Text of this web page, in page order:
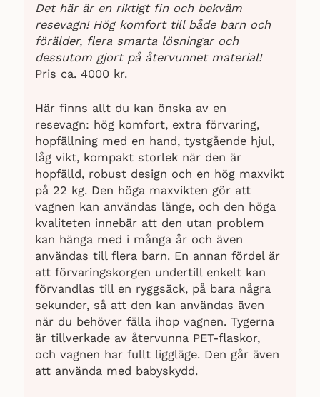
Det här är en riktigt fin och bekväm
resevagn! Hög komfort till både barn och
förälder, flera smarta lösningar och
dessutom gjort på återvunnet material!
Pris ca. 4000 kr.
Här finns allt du kan önska av en
resevagn: hög komfort, extra förvaring,
hopfällning med en hand, tystgående hjul,
låg vikt, kompakt storlek när den är
hopfälld, robust design och en hög maxvikt
på 22 kg. Den höga maxvikten gör att
vagnen kan användas länge, och den höga
kvaliteten innebär att den utan problem
kan hänga med i många år och även
användas till flera barn. En annan fördel är
att förvaringskorgen undertill enkelt kan
förvandlas till en ryggsäck, på bara några
sekunder, så att den kan användas även
när du behöver fälla ihop vagnen. Tygerna
är tillverkade av återvunna PET-flaskor,
och vagnen har fullt liggläge. Den går även
att använda med babyskydd.